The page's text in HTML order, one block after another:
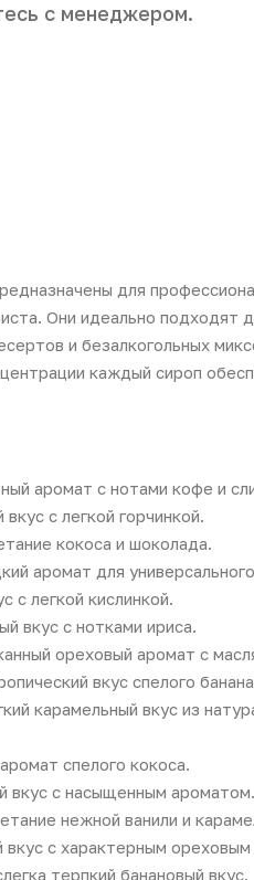
с менеджером.
для
Они идеально подходят
и безалкогольных
каждый сироп
аромат с нотами кофе и
с легкой горчинкой.
кокоса и шоколада.
аромат для
с легкой кислинкой.
вкус с нотками ириса.
ореховый аромат с
вкус спелого
карамельный вкус из
спелого кокоса.
вкус с насыщенным ароматом.
нежной ванили и
вкус с характерным
терпкий банановый вкус.